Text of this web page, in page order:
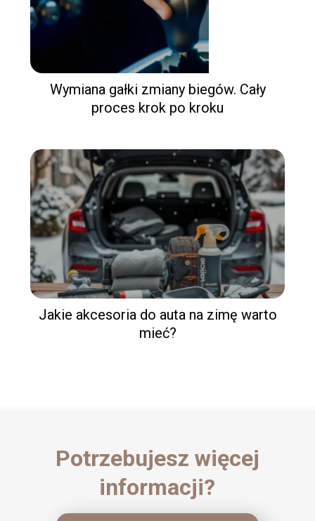
Wymiana gałki zmiany biegów. Cały
proces krok po kroku
Jakie akcesoria do auta na zimę warto
mieć?
Potrzebujesz więcej
informacji?